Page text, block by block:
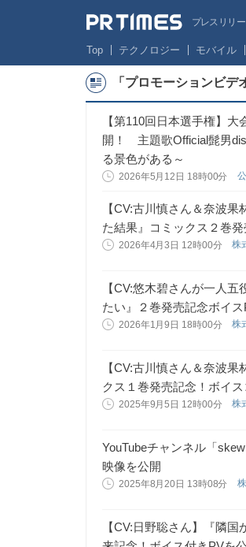
プレスリリ
Top テクノロジー モバイル
「プロモーションビ
【第110回日本選手権】
開！ 主題歌Official髭男
る景色がある～
2026年5月12日 18時00分
【CV:古川慎さん＆奈波
た結果』コミックス２巻
2026年4月3日 12時00分 株
【CV:悠木碧さんが一人
たい』２巻発売記念ボイス
2026年1月9日 18時00分 株
【CV:古川慎さん＆奈波
クス１巻発売記念！ボイ
2025年9月5日 12時00分 株
YouTubeチャンネル「
映像を公開
2025年8月20日 13時08分
【CV:日野聡さん】『隣